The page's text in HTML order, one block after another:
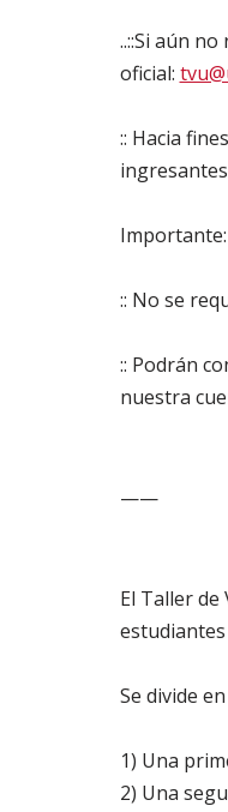
..::Si aún
oficial:
:: Hacia
:: No se
:: Podrán
nuestra
——
El Taller
Se divide
1) Una
2) Una